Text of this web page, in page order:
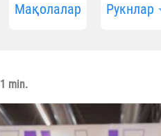
Мақолалар Рукнлар
1 min.